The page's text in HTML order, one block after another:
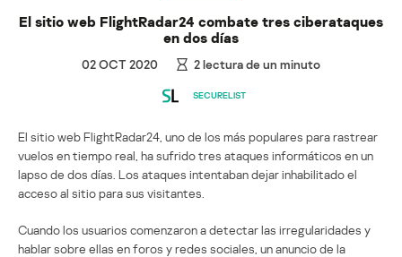
El sitio web FlightRadar24 combate tres ciberataques
en dos días
02 OCT 2020 2lectura de un minuto
SECURELIST
El sitio web FlightRadar24, uno de los más populares para rastrear
vuelos en tiempo real, ha sufrido tres ataques informáticos en un
lapso de dos días. Los ataques intentaban dejar inhabilitado el
acceso al sitio para sus visitantes.
Cuando los usuarios comenzaron a detectar las irregularidades y
hablar sobre ellas en foros y redes sociales, un anuncio de la